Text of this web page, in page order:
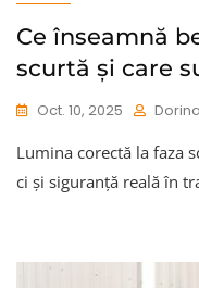
Ce înseamnă
scurtă și care
Oct. 10, 2025 Dorina
Lumina corectă la faza
ci și siguranță reală în